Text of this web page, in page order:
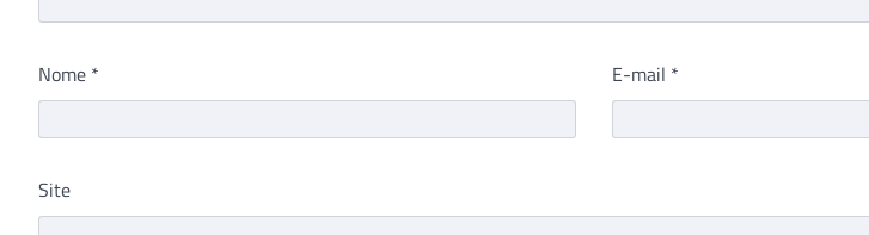
Nome * E-mail *
Site